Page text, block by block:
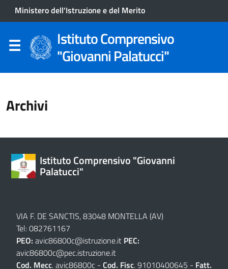
Ministero dell'Istruzione e del Merito
Istituto Comprensivo
"Giovanni Palatucci"
Archivi
Istituto Comprensivo "Giovanni
Palatucci"
VIA F. DE SANCTIS, 83048 MONTELLA (AV)
Tel: 082761167
PEO: avic86800c@istruzione.it PEC:
avic86800c@pec.istruzione.it
Cod. Mecc. avic86800c - Cod. Fisc. 91010400645 - Fatt.